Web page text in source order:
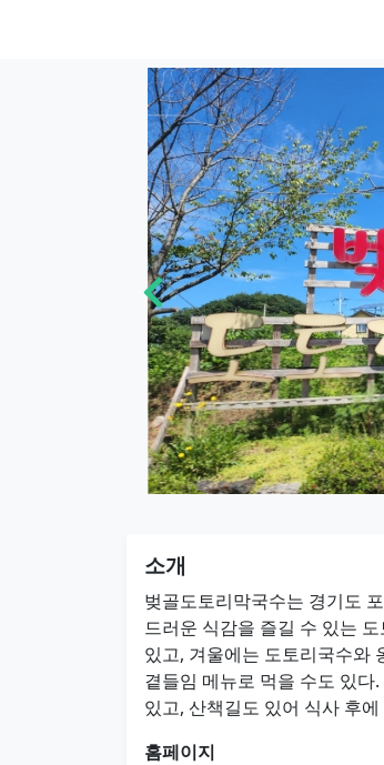
소개
벚골도토리막국수는 경기도
드러운 식감을 즐길 수 있는
있고, 겨울에는 도토리국수와
곁들임 메뉴로 먹을 수도 있
있고, 산책길도 있어 식사 후
홈페이지